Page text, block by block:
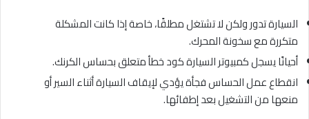
السيارة تدور ولكن لا تشتغل مطلقًا، خاصة إذا كانت المشكلة
متكررة مع سخونة المحرك.
أحيانًا يسجل كمبيوتر السيارة كود خطأ متعلق بحساس الكرنك.
انقطاع عمل الحساس فجأة يؤدي لإيقاف السيارة أثناء السير أو
منعها من التشغيل بعد إطفائها.